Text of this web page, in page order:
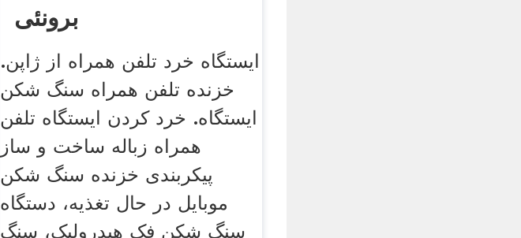
برونئی
ایستگاه خرد تلفن همراه از ژاپن.
خزنده تلفن همراه سنگ شکن
ایستگاه. خرد کردن ایستگاه تلفن
همراه زباله ساخت و ساز
پیکربندی خزنده سنگ شکن
موبایل در حال تغذیه، دستگاه
سنگ شکن فک هیدرولیک، سنگ